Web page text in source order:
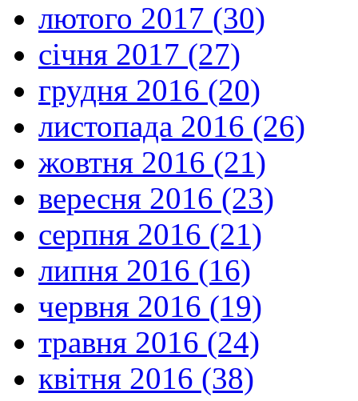
лютого 2017 (30)
січня 2017 (27)
грудня 2016 (20)
листопада 2016 (26)
жовтня 2016 (21)
вересня 2016 (23)
серпня 2016 (21)
липня 2016 (16)
червня 2016 (19)
травня 2016 (24)
квітня 2016 (38)